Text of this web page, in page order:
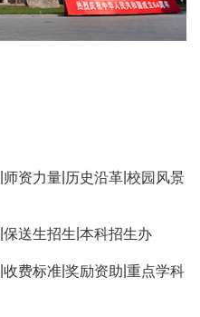
师资力量 历史沿革 校园风景
保送生招生 本科招生办
收费标准 奖励资助 重点学科